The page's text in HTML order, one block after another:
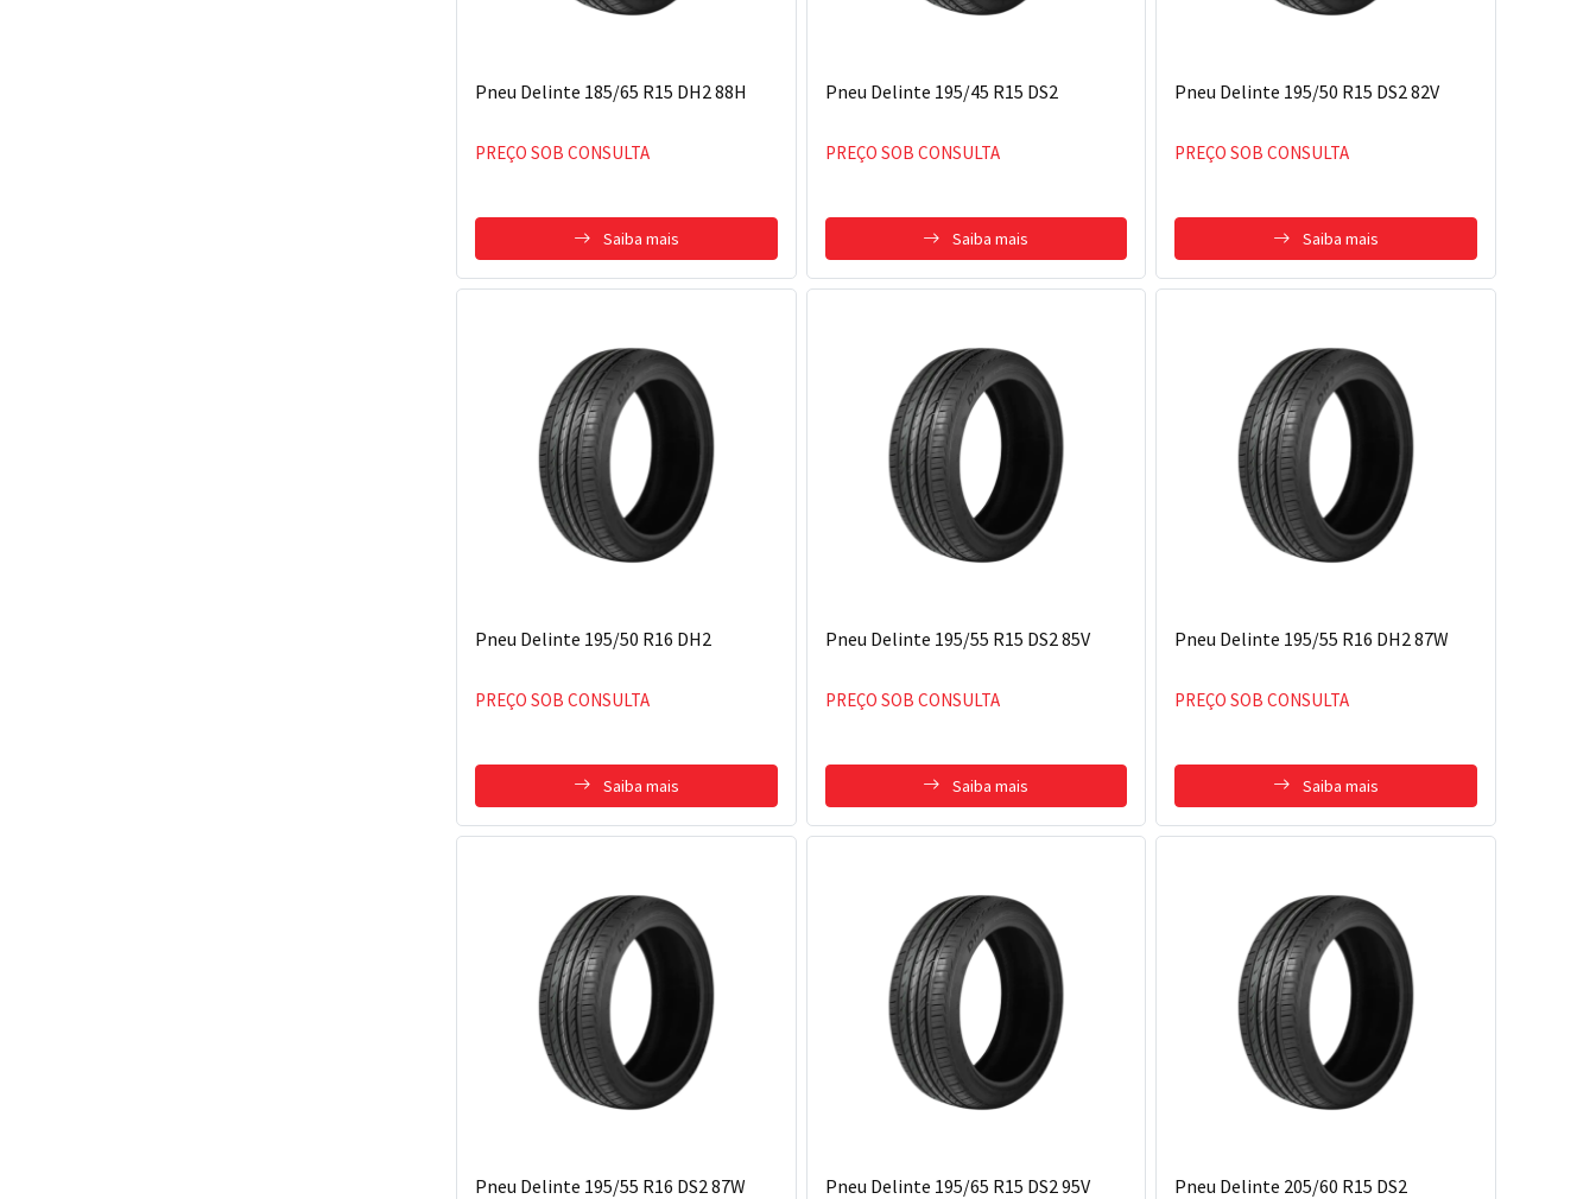
Pneu Delinte 185/65 R15 DH2 88H
PREÇO SOB CONSULTA
Saiba mais
Pneu Delinte 195/45 R15 DS2
PREÇO SOB CONSULTA
Saiba mais
Pneu Delinte 195/50 R15 DS2 82V
PREÇO SOB CONSULTA
Saiba mais
Pneu Delinte 195/50 R16 DH2
PREÇO SOB CONSULTA
Saiba mais
Pneu Delinte 195/55 R15 DS2 85V
PREÇO SOB CONSULTA
Saiba mais
Pneu Delinte 195/55 R16 DH2 87W
PREÇO SOB CONSULTA
Saiba mais
Pneu Delinte 195/55 R16 DS2 87W Pneu Delinte 195/65 R15 DS2 95V Pneu Delinte 205/60 R15 DS2